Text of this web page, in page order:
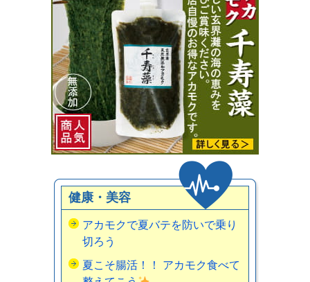
健康・美容
アカモクで夏バテを防いで乗り
切ろう
夏こそ腸活！！ アカモク食べて